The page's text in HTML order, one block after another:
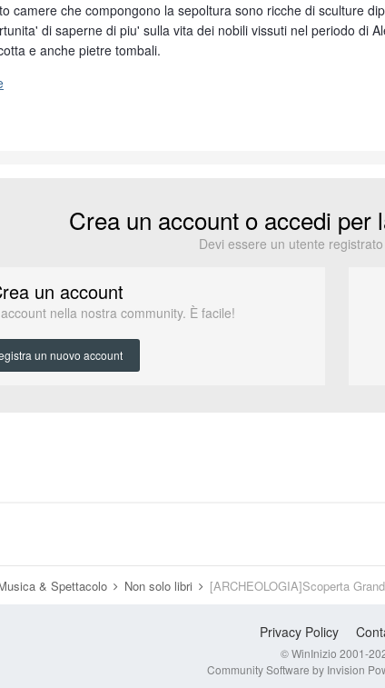
camere che compongono la sepoltura sono ricche di sculture
di saperne di piu' sulla vita dei nobili vissuti nel periodo di
e anche pietre tombali.
Crea un account o accedi per
Devi essere un utente
un account
nella nostra community. È facile!
un nuovo account
& Spettacolo Non solo libri [ARCHEOLOGIA]Scoperta
Privacy Policy
© WinInizio 2001-
Community Software by Invision